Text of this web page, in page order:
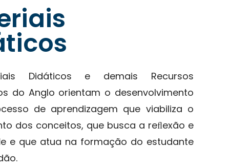
Didáticos e demais Recursos
do Anglo orientam o desenvolvimento
de aprendizagem que viabiliza o
dos conceitos, que busca a reﬂexão e
e que atua na formação do estudante